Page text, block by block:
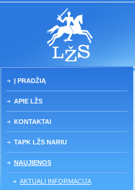
Į PRADŽIĄ
APIE LŽS
KONTAKTAI
TAPK LŽS NARIU
NAUJIENOS
AKTUALI INFORMACIJA